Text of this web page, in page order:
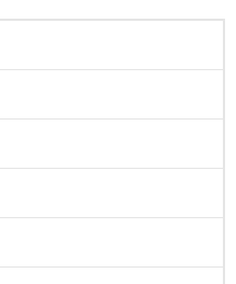
ローダウン
サポカー
装置